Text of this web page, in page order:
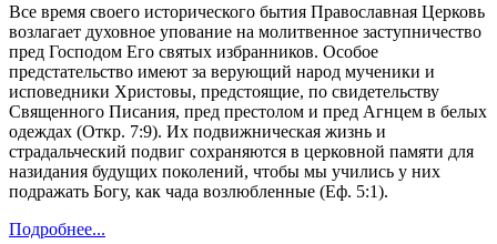
Все время своего исторического бытия Православная Церковь
возлагает духовное упование на молитвенное заступничество
пред Господом Его святых избранников. Особое
предстательство имеют за верующий народ мученики и
исповедники Христовы, предстоящие, по свидетельству
Священного Писания, пред престолом и пред Агнцем в белых
одеждах (Откр. 7:9). Их подвижническая жизнь и
страдальческий подвиг сохраняются в церковной памяти для
назидания будущих поколений, чтобы мы учились у них
подражать Богу, как чада возлюбленные (Еф. 5:1).
Подробнее...